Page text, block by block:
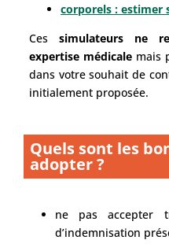
corporels : estimer
Ces simulateurs ne
expertise médicalemais
dans votre souhait de
initialement proposée.
Quels sont les
adopter ?
ne pas accepter
d’indemnisation